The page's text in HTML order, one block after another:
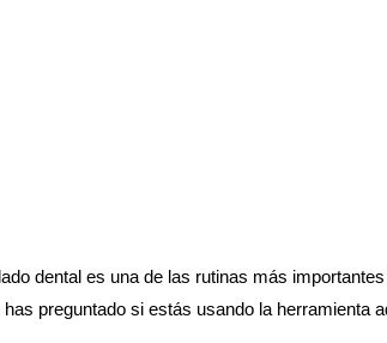
dental es una de las rutinas más
preguntado si estás usando la herramienta